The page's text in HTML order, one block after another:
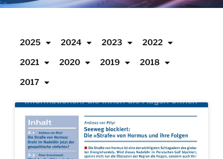
2025 2024 2023 2022
2021 2020 2019 2018
2017